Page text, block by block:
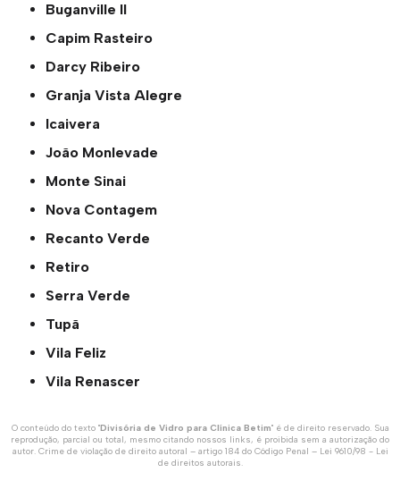
Buganville ll
Capim Rasteiro
Darcy Ribeiro
Granja Vista Alegre
Icaivera
João Monlevade
Monte Sinai
Nova Contagem
Recanto Verde
Retiro
Serra Verde
Tupã
Vila Feliz
Vila Renascer
O conteúdo do texto "Divisória de Vidro para Clínica Betim" é de direito reservado. Sua
reprodução, parcial ou total, mesmo citando nossos links, é proibida sem a autorização do
autor. Crime de violação de direito autoral – artigo 184 do Código Penal – Lei 9610/98 - Lei
de direitos autorais.